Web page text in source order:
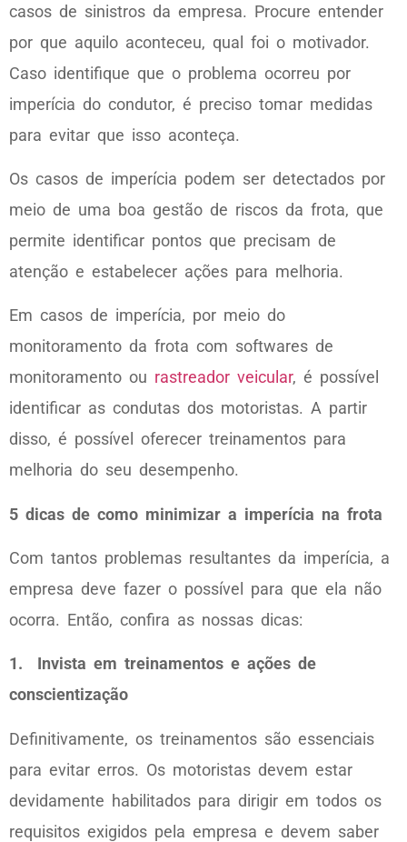
casos de sinistros da empresa. Procure entender
por que aquilo aconteceu, qual foi o motivador.
Caso identifique que o problema ocorreu por
imperícia do condutor, é preciso tomar medidas
para evitar que isso aconteça.
Os casos de imperícia podem ser detectados por
meio de uma boa gestão de riscos da frota, que
permite identificar pontos que precisam de
atenção e estabelecer ações para melhoria.
Em casos de imperícia, por meio do
monitoramento da frota com softwares de
monitoramento ou rastreador veicular, é possível
identificar as condutas dos motoristas. A partir
disso, é possível oferecer treinamentos para
melhoria do seu desempenho.
5 dicas de como minimizar a imperícia na frota
Com tantos problemas resultantes da imperícia, a
empresa deve fazer o possível para que ela não
ocorra. Então, confira as nossas dicas:
1. Invista em treinamentos e ações de
conscientização
Definitivamente, os treinamentos são essenciais
para evitar erros. Os motoristas devem estar
devidamente habilitados para dirigir em todos os
requisitos exigidos pela empresa e devem saber